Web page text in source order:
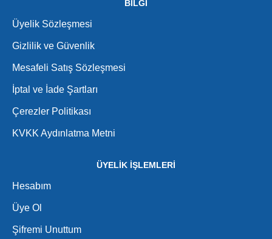
BİLGİ
Üyelik Sözleşmesi
Gizlilik ve Güvenlik
Mesafeli Satış Sözleşmesi
İptal ve İade Şartları
Çerezler Politikası
KVKK Aydınlatma Metni
ÜYELİK İŞLEMLERİ
Hesabım
Üye Ol
Şifremi Unuttum